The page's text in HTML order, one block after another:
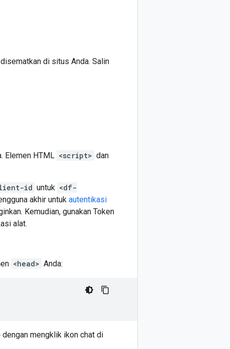
di situs Anda. Salin
Elemen HTML <script> dan
id untuk <df-
akhir untuk autentikasi
Kemudian, gunakan Token
alat.
<head> Anda:
mengklik ikon chat di